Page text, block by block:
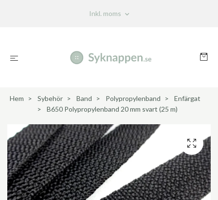
Inkl. moms
Hem Sybehör Band Polypropylenband
Enfärgat
B650 Polypropylenband 20 mm svart (25 m)